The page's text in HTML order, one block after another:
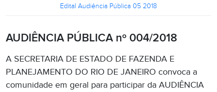
Edital Audiência Pública 05 2018
AUDIÊNCIA PÚBLICA nº 004/2018
A SECRETARIA DE ESTADO DE FAZENDA E
PLANEJAMENTO DO RIO DE JANEIRO convoca a
comunidade em geral para participar da AUDIÊNCIA